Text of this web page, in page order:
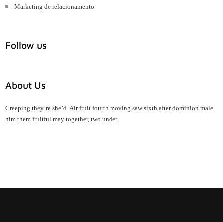
Marketing de relacionamento
Follow us
About Us
Creeping they’re she’d. Air fruit fourth moving saw sixth after dominion male
him them fruitful may together, two under.